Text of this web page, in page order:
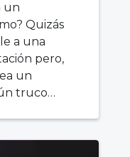
un
Quizás
a una
pero,
un
truco…